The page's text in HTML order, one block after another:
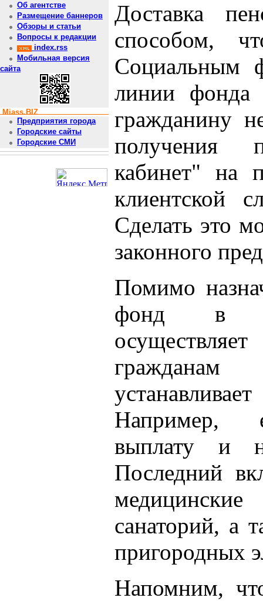
Об агентстве
Размещение баннеров
Обзоры и статьи
Вопросы к редакции
index.rss
Мобильная версия
сайта
Miass.BIZ
Предприятия города
Городские сайты
Городские СМИ
Доставка
способом,
Социальным
линии фонда
гражданину
получения
кабинет" на
Сделать это
законного
Помимо
фонд в
Например,
выплату и
Последний
санаторий, а
пригородных
Напомним,